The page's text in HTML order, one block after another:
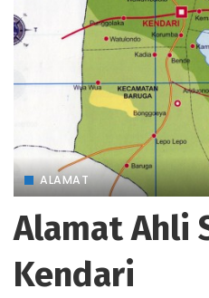
ALAMAT
Alamat Ahli
Kendari